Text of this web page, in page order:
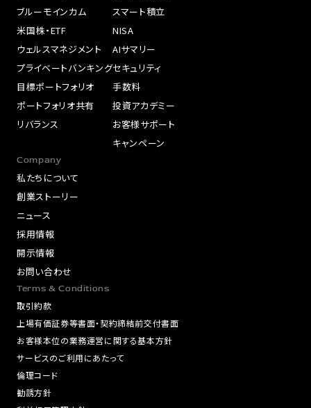
ブルーモインカム
米国株・ETF
ウェルスマネジメント
プライベートバンキング
目標ポートフォリオ
ポートフォリオ共有
リバランス
スマート積立
NISA
AIサマリー
セキュリティ
手数料
投資アカデミー
お客様サポート
キャンペーン
Company
私たちについて
創業ストーリー
ニュース
採用情報
開示情報
お問い合わせ
Terms & Conditions
取引約款
上場有価証券等書面・契約締結前交付書面
お客様本位の業務運営に関する基本方針
サービスのご利用にあたって
倫理コード
勧誘方針